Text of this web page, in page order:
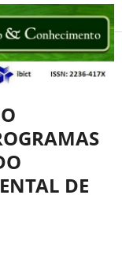
DE